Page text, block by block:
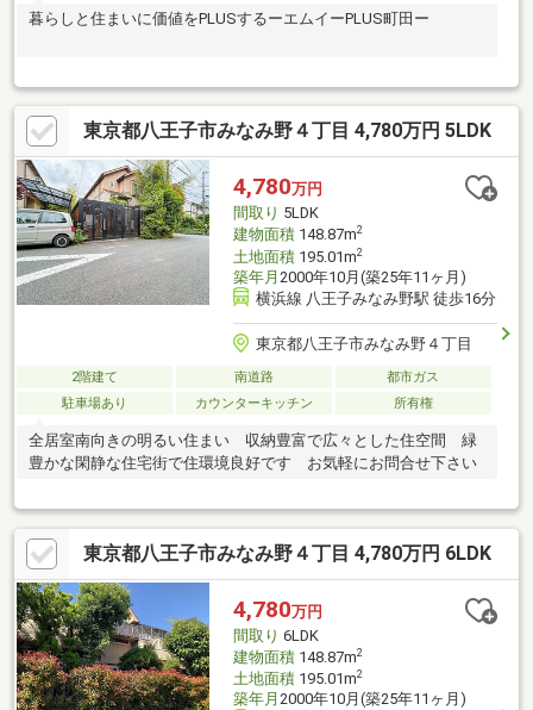
暮らしと住まいに価値をPLUSするーエムイーPLUS町田ー
東京都八王子市みなみ野４丁目 4,780万円 5LDK
4,780万円
間取り 5LDK
建物面積148.87m2
土地面積195.01m2
築年月 2000年10月(築25年11ヶ月)
横浜線 八王子みなみ野駅 徒歩16分
東京都八王子市みなみ野４丁目
2階建て 南道路
都市ガス
駐車場あり
カウンターキッチン 所有権
全居室南向きの明るい住まい 収納豊富で広々とした住空間 緑
豊かな閑静な住宅街で住環境良好です お気軽にお問合せ下さい
東京都八王子市みなみ野４丁目 4,780万円 6LDK
4,780万円
間取り 6LDK
建物面積148.87m2
土地面積195.01m2
築年月 2000年10月(築25年11ヶ月)